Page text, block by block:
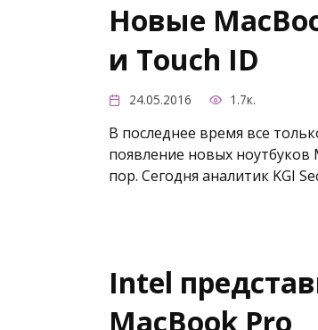
Новые
и Touch ID
24.05.2016 1.7к.
В последнее время все
появление новых
пор. Сегодня аналитик KGI
Intel
MacBook Pro